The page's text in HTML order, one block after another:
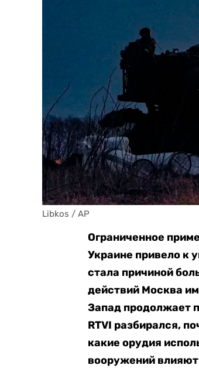
Libkos / AP
Ограниченное
Украине привело к
стала причиной
действий Москва
Запад продолжает
RTVI разбирался,
какие орудия
вооружений